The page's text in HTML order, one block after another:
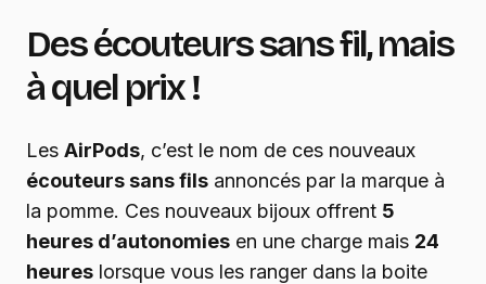
Des écouteurs sans fil, mais
à quel prix !
Les AirPods, c’est le nom de ces nouveaux
écouteurs sans fils annoncés par la marque à
la pomme. Ces nouveaux bijoux offrent 5
heures d’autonomies en une charge mais 24
heures lorsque vous les ranger dans la boite